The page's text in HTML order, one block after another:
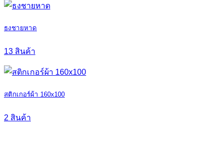
ธงชายหาด
13 สินค้า
สติกเกอร์ผ้า 160x100
2 สินค้า